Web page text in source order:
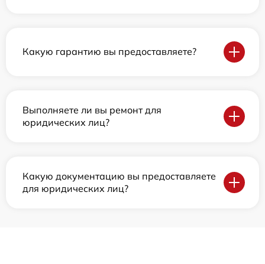
Какую гарантию вы предоставляете?
Выполняете ли вы ремонт для
юридических лиц?
Какую документацию вы предоставляете
для юридических лиц?